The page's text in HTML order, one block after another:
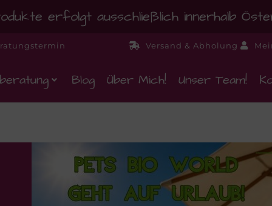
erfolgt ausschließlich innerhalb
Versand & Abholung
Blog Über Mich! Unser Team!